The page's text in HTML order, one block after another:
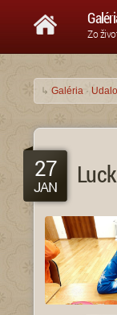
Zo
↳ Galéria ·
27
JAN